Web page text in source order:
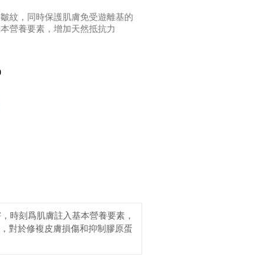
紋，同時保護肌膚免受遊離基的
營養要素，增加天然抵抗力
時刻爲肌膚註入基本營養要素，
對於修複皮膚損傷和抑制膠原蛋